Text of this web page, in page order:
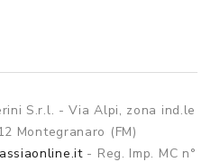
S.r.l. - Via Alpi, zona ind.le
Montegranaro (FM)
- Reg. Imp. MC n°